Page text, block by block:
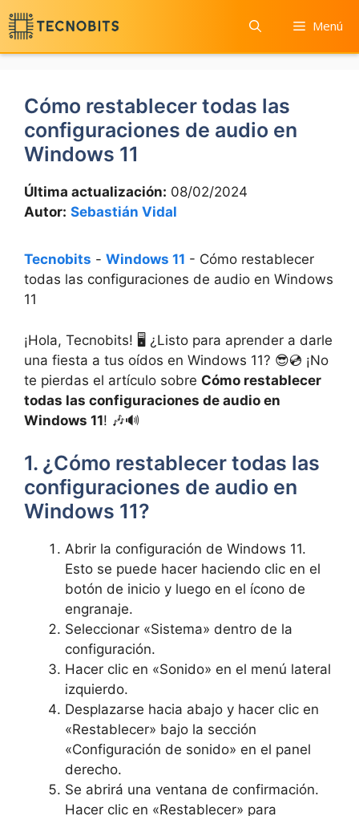
Saltar
al
contenido
Menú
Cómo restablecer todas las
configuraciones de audio en
Windows 11
Última actualización: 08/02/2024
Autor: Sebastián Vidal
Tecnobits - Windows 11 - Cómo restablecer
todas las configuraciones de audio en Windows
11
¡Hola, Tecnobits! 🖥️ ¿Listo para aprender a darle
una fiesta a tus oídos en Windows 11? 😎💿 ¡No
te pierdas el artículo sobre Cómo restablecer
todas las configuraciones de audio en
Windows 11! 🎶🔊
1. ¿Cómo restablecer todas las
configuraciones de audio en
Windows 11?
Abrir la configuración de Windows 11.
Esto se puede hacer haciendo clic en el
botón de inicio y luego en el ícono de
engranaje.
Seleccionar «Sistema» dentro de la
configuración.
Hacer clic en «Sonido» en el menú lateral
izquierdo.
Desplazarse hacia abajo y hacer clic en
«Restablecer» bajo la sección
«Configuración de sonido» en el panel
derecho.
Se abrirá una ventana de confirmación.
Hacer clic en «Restablecer» para